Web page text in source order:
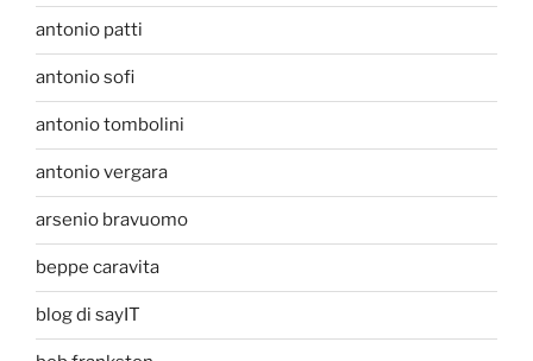
antonio patti
antonio sofi
antonio tombolini
antonio vergara
arsenio bravuomo
beppe caravita
blog di sayIT